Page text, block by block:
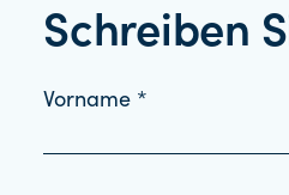
Schreiben
Vorname *